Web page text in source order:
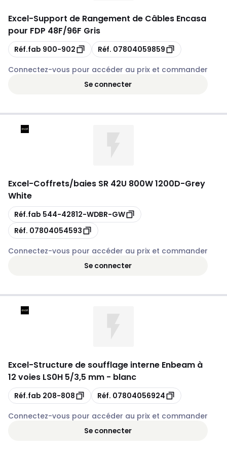
Excel-Support de Rangement de Câbles Encasa
pour FDP 48F/96F Gris
Copie
Réf.fab 900-902 Copie
Réf. 07804059859
Connectez-vous pour accéder au prix et commander
Se connecter
Excel-Coffrets/baies SR 42U 800W 1200D-Grey
White
Copie
Réf.fab 544-42812-WDBR-GW
Copie
Réf. 07804054593
Connectez-vous pour accéder au prix et commander
Se connecter
Excel-Structure de soufflage interne Enbeam à
12 voies LS0H 5/3,5 mm - blanc
Copie
Réf.fab 208-808 Copie
Réf. 07804056924
Connectez-vous pour accéder au prix et commander
Se connecter